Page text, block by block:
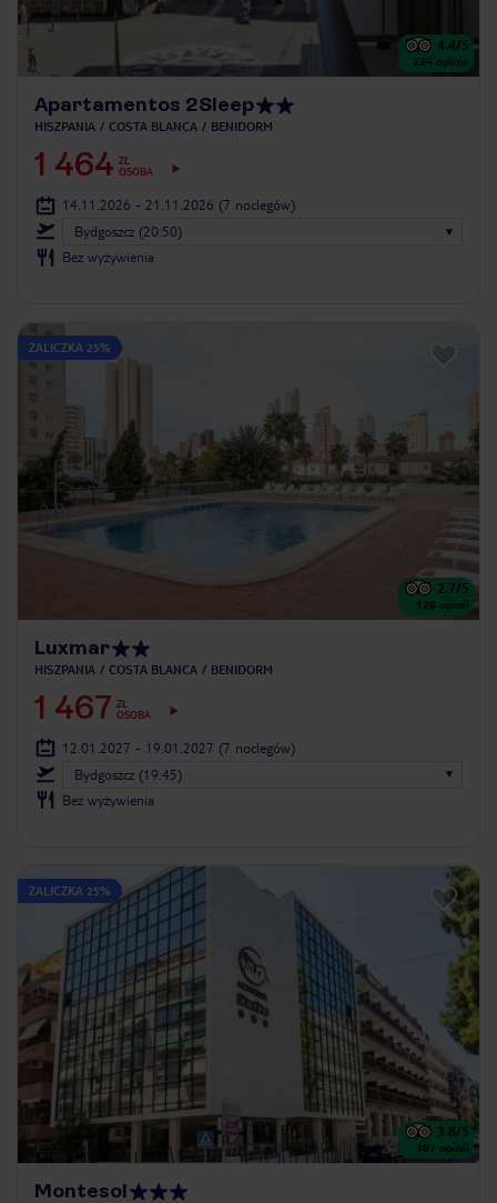
4.4/5
224 opinie
Apartamentos 2Sleep
HISZPANIA COSTA BLANCA BENIDORM
1 464 ZŁ
OSOBA
14.11.2026 - 21.11.2026 (7 noclegów)
Bydgoszcz (20:50)
Bez wyżywienia
ZALICZKA 25%
2.7/5
128 opinii
Luxmar
HISZPANIA COSTA BLANCA BENIDORM
1 467 ZŁ
OSOBA
12.01.2027 - 19.01.2027 (7 noclegów)
Bydgoszcz (19:45)
Bez wyżywienia
ZALICZKA 25%
3.8/5
387 opinii
Montesol